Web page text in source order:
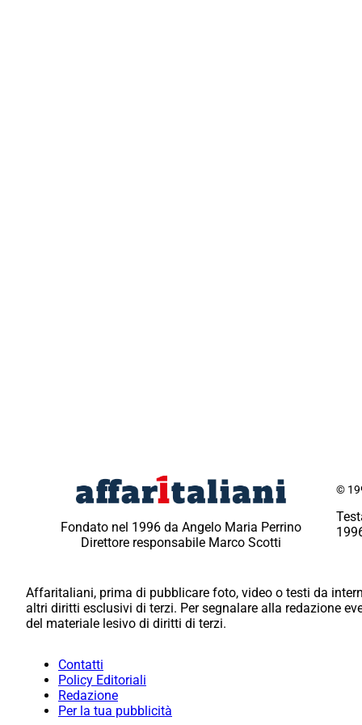
Fondato nel 1996 da Angelo Maria Perrino
Direttore responsabile Marco Scotti
©
Affaritaliani, prima di pubblicare foto, video o testi da
altri diritti esclusivi di terzi. Per segnalare alla redazione
del materiale lesivo di diritti di terzi.
Contatti
Policy Editoriali
Redazione
Per la tua pubblicità